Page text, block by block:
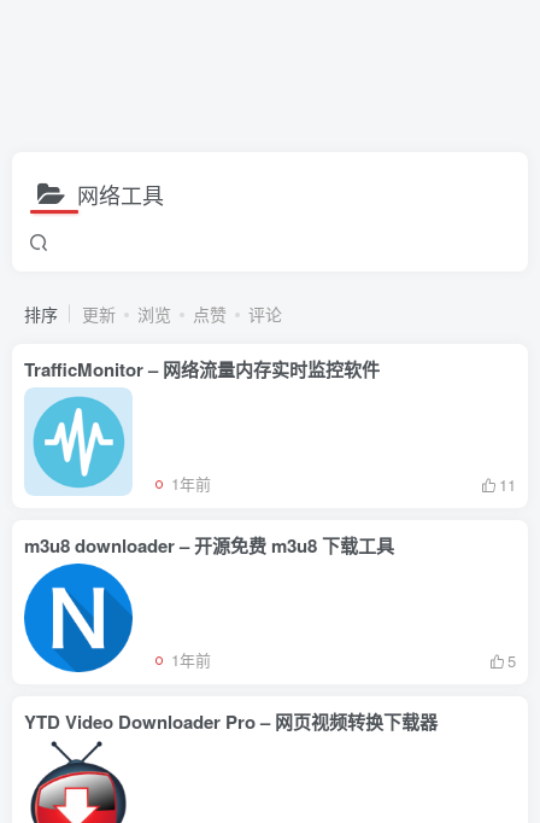
网络工具
排序 更新 浏览 点赞 评论
TrafficMonitor – 网络流量内存实时监控软件
1年前 11
m3u8 downloader – 开源免费 m3u8 下载工具
1年前 5
YTD Video Downloader Pro – 网页视频转换下载器